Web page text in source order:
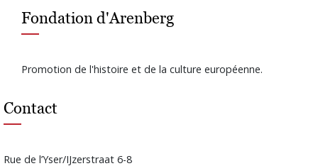
Fondation d'Arenberg
Promotion de l'histoire et de la culture européenne.
Contact
Rue de l’Yser/IJzerstraat 6-8